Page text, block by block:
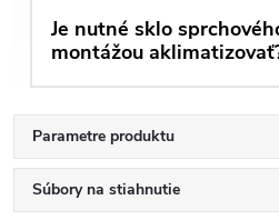
Je nutné sklo
montážou
Parametre produktu
Súbory na stiahnutie